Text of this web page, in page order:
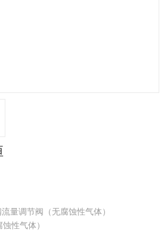
量调节阀（无腐蚀性气体）
性气体）